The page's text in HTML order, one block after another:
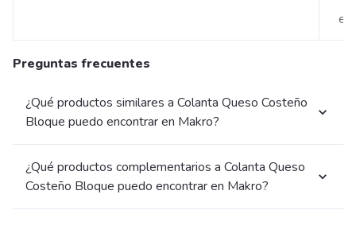
en
Preguntas frecuentes
¿Qué productos similares a Colanta Queso Costeño
Bloque puedo encontrar en Makro?
¿Qué productos complementarios a Colanta Queso
Costeño Bloque puedo encontrar en Makro?